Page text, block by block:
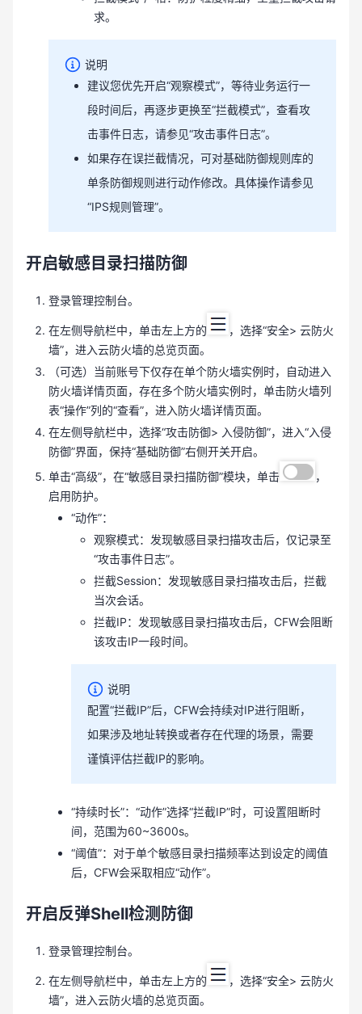
求。
说明
建议您优先开启“观察模式”，等待业务运行一
段时间后，再逐步更换至“拦截模式”，查看攻
击事件日志，请参见“攻击事件日志”。
如果存在误拦截情况，可对基础防御规则库的
单条防御规则进行动作修改。具体操作请参见
“IPS规则管理”。
开启敏感目录扫描防御
登录管理控制台。
在左侧导航栏中，单击左上方的
，选择“安全> 云防火
墙”，进入云防火墙的总览页面。
（可选）当前账号下仅存在单个防火墙实例时，自动进入
防火墙详情页面，存在多个防火墙实例时，单击防火墙列
表“操作”列的“查看”，进入防火墙详情页面。
在左侧导航栏中，选择“攻击防御> 入侵防御”，进入“入侵
防御”界面，保持“基础防御”右侧开关开启。
单击“高级”，在“敏感目录扫描防御”模块，单击
，
启用防护。
“动作”：
观察模式：发现敏感目录扫描攻击后，仅记录至
“攻击事件日志”。
拦截Session：发现敏感目录扫描攻击后，拦截
当次会话。
拦截IP：发现敏感目录扫描攻击后，CFW会阻断
该攻击IP一段时间。
说明
配置“拦截IP”后，CFW会持续对IP进行阻断，
如果涉及地址转换或者存在代理的场景，需要
谨慎评估拦截IP的影响。
“持续时长”：“动作”选择“拦截IP”时，可设置阻断时
间，范围为60~3600s。
“阈值”：对于单个敏感目录扫描频率达到设定的阈值
后，CFW会采取相应“动作”。
开启反弹Shell检测防御
登录管理控制台。
在左侧导航栏中，单击左上方的
，选择“安全> 云防火
墙”，进入云防火墙的总览页面。